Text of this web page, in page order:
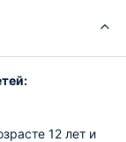
12 лет и